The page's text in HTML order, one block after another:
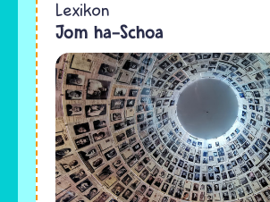
Lexikon
Jom ha-Schoa